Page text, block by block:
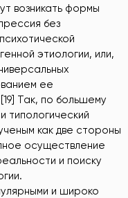
возникать формы
без
этиологии, или,
ее
Так, по большему
типологический
как две стороны
осуществление
и поиску
и широко